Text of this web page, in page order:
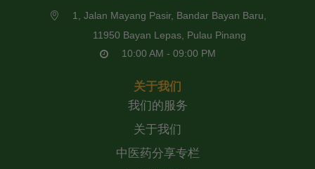
1, Jalan Mayang Pasir, Bandar Bayan Baru,
11950 Bayan Lepas, Pulau Pinang
10:00 AM - 09:00 PM
关于我们
我们的服务
关于我们
中医药分享专栏